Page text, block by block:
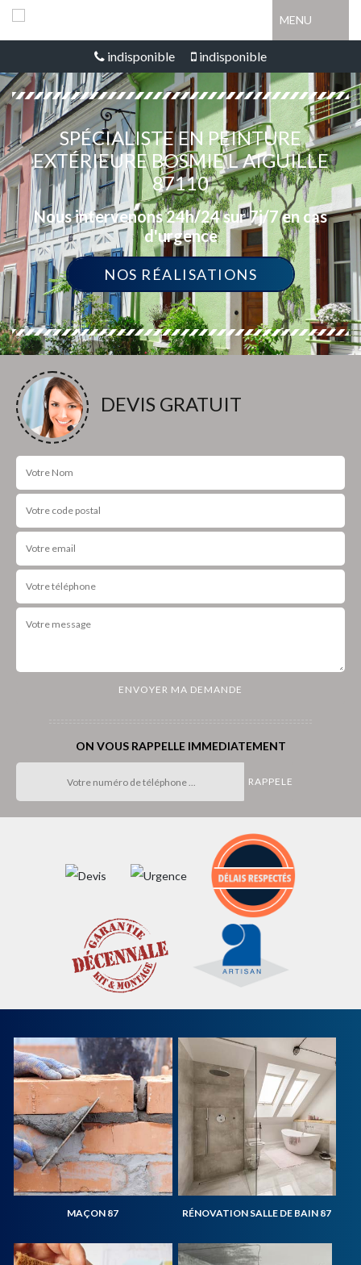
MENU
indisponible indisponible
SPÉCIALISTE EN PEINTURE
EXTÉRIEURE BOSMIE L AIGUILLE
87110
Nous intervenons 24h/24 sur 7j/7 en cas
d'urgence
NOS RÉALISATIONS
DEVIS GRATUIT
ON VOUS RAPPELLE IMMEDIATEMENT
MAÇON 87 RÉNOVATION SALLE DE BAIN 87